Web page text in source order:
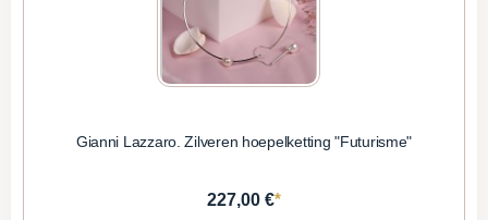
Gianni Lazzaro. Zilveren hoepelketting "Futurisme"
227,00 €*